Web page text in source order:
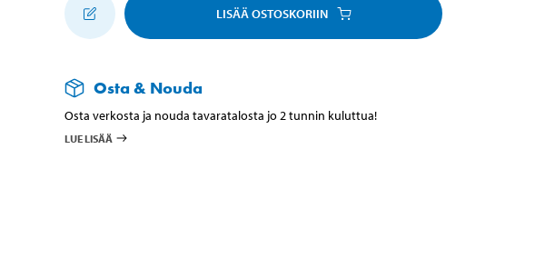
LISÄÄ OSTOSKORIIN
Osta & Nouda
Osta verkosta ja nouda tavaratalosta jo 2 tunnin kuluttua!
LUE LISÄÄ